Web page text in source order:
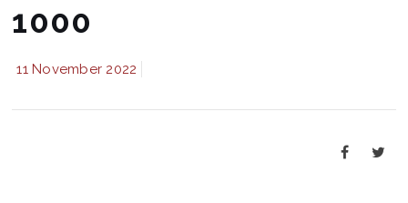
1000
11 November 2022